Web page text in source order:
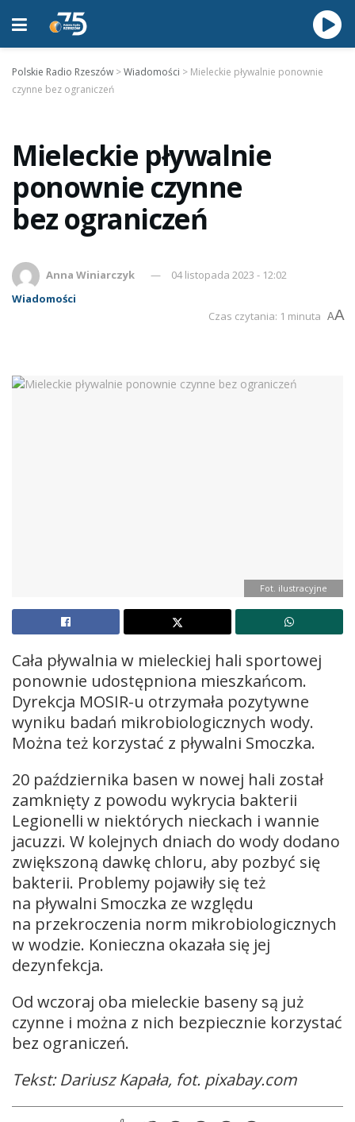
Polskie Radio Rzeszów >Wiadomości > Mieleckie pływalnie ponownie
czynne bez ograniczeń
Mieleckie pływalnie
ponownie czynne
bez ograniczeń
Anna Winiarczyk
04 listopada 2023 - 12:02
Wiadomości
Czas czytania: 1 minuta AA
Fot. ilustracyjne
Cała pływalnia w mieleckiej hali sportowej
ponownie udostępniona mieszkańcom.
Dyrekcja MOSIR-u otrzymała pozytywne
wyniku badań mikrobiologicznych wody.
Można też korzystać z pływalni Smoczka.
20 października basen w nowej hali został
zamknięty z powodu wykrycia bakterii
Legionelli w niektórych nieckach i wannie
jacuzzi. W kolejnych dniach do wody dodano
zwiększoną dawkę chloru, aby pozbyć się
bakterii. Problemy pojawiły się też
na pływalni Smoczka ze względu
na przekroczenia norm mikrobiologicznych
w wodzie. Konieczna okazała się jej
dezynfekcja.
Od wczoraj oba mieleckie baseny są już
czynne i można z nich bezpiecznie korzystać
bez ograniczeń.
Tekst: Dariusz Kapała, fot. pixabay.com